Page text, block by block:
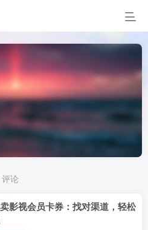
评论
影视会员卡券：找对渠道，轻松